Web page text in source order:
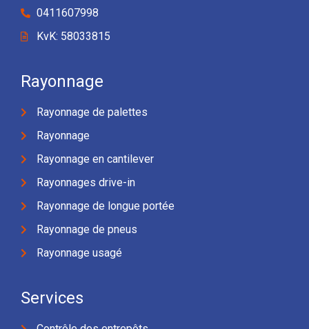
0411607998
KvK: 58033815
Rayonnage
Rayonnage de palettes
Rayonnage
Rayonnage en cantilever
Rayonnages drive-in
Rayonnage de longue portée
Rayonnage de pneus
Rayonnage usagé
Services